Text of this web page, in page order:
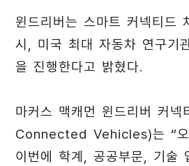
윈드리버는 스마트 커넥티드
시, 미국 최대 자동차 연구
을 진행한다고 밝혔다.
마커스 맥캐먼 윈드리버 커
Connected Vehicles)는 “오
이번에 학계, 공공부문, 기술